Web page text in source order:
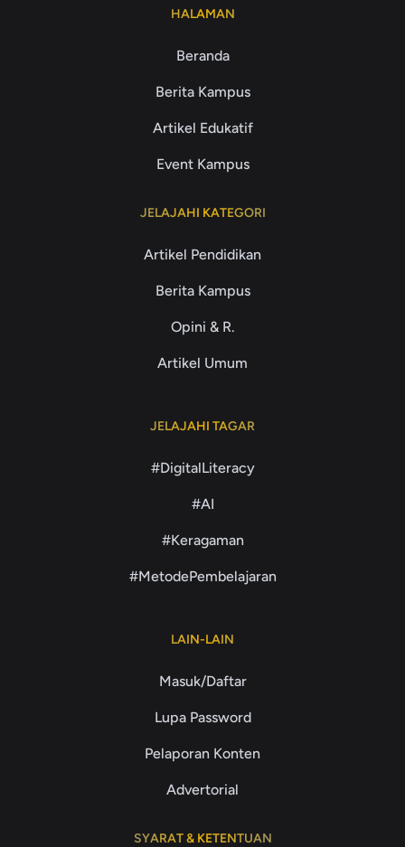
HALAMAN
Beranda
Berita Kampus
Artikel Edukatif
Event Kampus
JELAJAHI KATEGORI
Artikel Pendidikan
Berita Kampus
Opini & R.
Artikel Umum
JELAJAHI TAGAR
#DigitalLiteracy
#AI
#Keragaman
#MetodePembelajaran
LAIN-LAIN
Masuk/Daftar
Lupa Password
Pelaporan Konten
Advertorial
SYARAT & KETENTUAN